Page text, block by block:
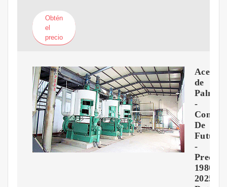
Obtén
el
precio
Aceite
de
Palma
-
De
Futuros
-
Precios
1980-
2025